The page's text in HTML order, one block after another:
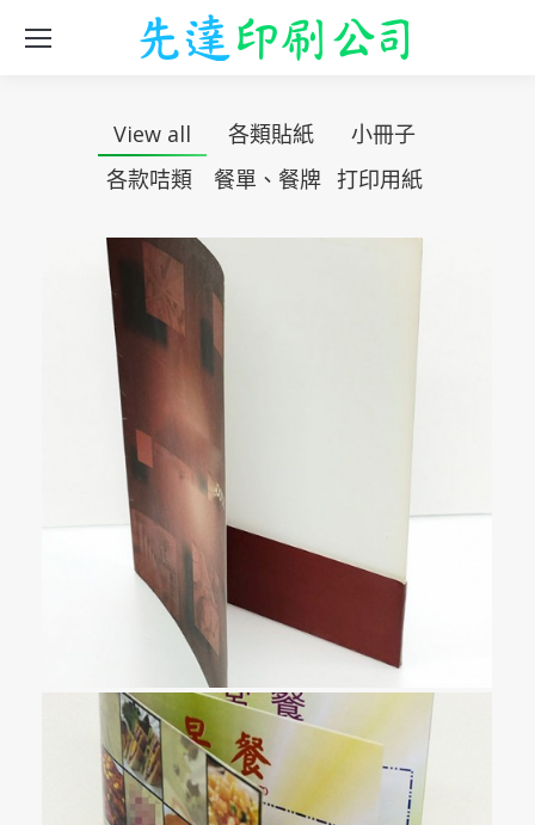
View all 各類貼紙
小冊子
各款咭類
餐單、餐牌 打印用紙